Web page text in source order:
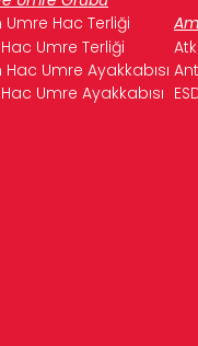
Umre Hac Terliği
Hac Umre Terliği
Hac Umre Ayakkabısı
Umre Ayakkabısı